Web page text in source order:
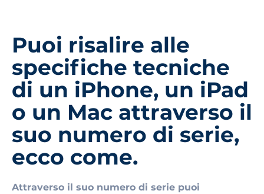
Puoi risalire alle
specifiche tecniche
di un iPhone, un iPad
o un Mac attraverso il
suo numero di serie,
ecco come.
Attraverso il suo numero di serie puoi